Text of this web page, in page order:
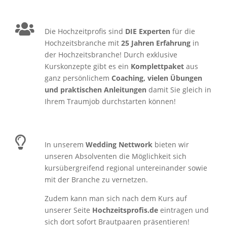
Die Hochzeitprofis sind DIE Experten für die
Hochzeitsbranche mit25 Jahren Erfahrung in
der Hochzeitsbranche! Durch exklusive
Kurskonzepte gibt es ein Komplettpaket aus
ganz persönlichemCoaching, vielen Übungen
und praktischen Anleitungen damit Sie gleich in
Ihrem Traumjob durchstarten können!
In unseremWedding Nettwork bieten wir
unseren Absolventen die Möglichkeit sich
kursübergreifend regional untereinander sowie
mit der Branche zu vernetzen.
Zudem kann man sich nach dem Kurs auf
unserer Seite Hochzeitsprofis.de eintragen und
sich dort sofort Brautpaaren präsentieren!